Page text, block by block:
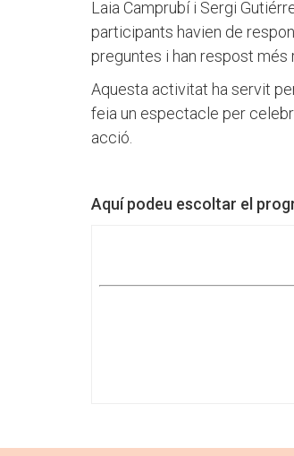
Laia Camprubí i Sergi
participants havien de
preguntes i han respost més
Aquesta activitat ha servit
feia un espectacle per
acció.
Aquí podeu escoltar el